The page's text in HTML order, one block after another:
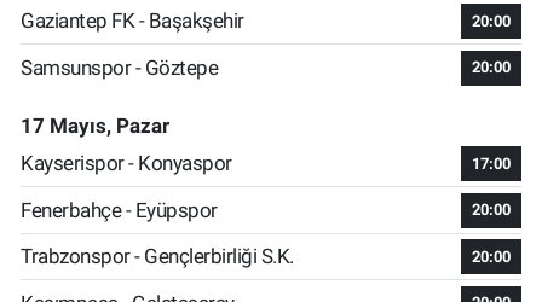
Gaziantep FK - Başakşehir 20:00
Samsunspor - Göztepe 20:00
17 Mayıs, Pazar
Kayserispor - Konyaspor
17:00
Fenerbahçe - Eyüpspor 20:00
Trabzonspor - Gençlerbirliği S.K. 20:00